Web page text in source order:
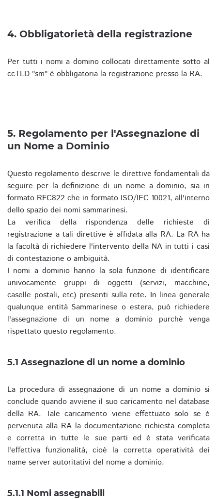
4. Obbligatorietà della registrazione
Per tutti i nomi a domino collocati direttamente sotto al
ccTLD "sm" è obbligatoria la registrazione presso la RA.
5. Regolamento per l'Assegnazione di
un Nome a Dominio
Questo regolamento descrive le direttive fondamentali da
seguire per la definizione di un nome a dominio, sia in
formato RFC822 che in formato ISO/IEC 10021, all'interno
dello spazio dei nomi sammarinesi.
La verifica della rispondenza delle richieste di
registrazione a tali direttive è affidata alla RA. La RA ha
la facoltà di richiedere l'intervento della NA in tutti i casi
di contestazione o ambiguità.
I nomi a dominio hanno la sola funzione di identificare
univocamente gruppi di oggetti (servizi, macchine,
caselle postali, etc) presenti sulla rete. In linea generale
qualunque entità Sammarinese o estera, può richiedere
l'assegnazione di un nome a dominio purchè venga
rispettato questo regolamento.
5.1 Assegnazione di un nome a dominio
La procedura di assegnazione di un nome a dominio si
conclude quando avviene il suo caricamento nel database
della RA. Tale caricamento viene effettuato solo se è
pervenuta alla RA la documentazione richiesta completa
e corretta in tutte le sue parti ed è stata verificata
l'effettiva funzionalità, cioè la corretta operatività dei
name server autoritativi del nome a dominio.
5.1.1 Nomi assegnabili